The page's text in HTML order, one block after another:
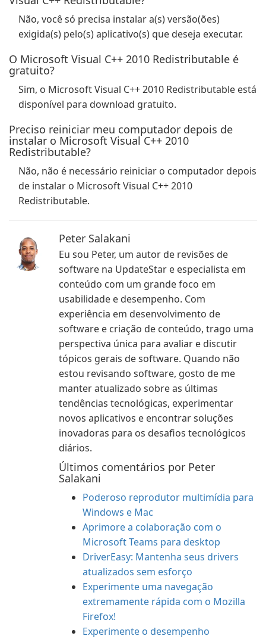
Não, você só precisa instalar a(s) versão(ões)
exigida(s) pelo(s) aplicativo(s) que deseja executar.
O Microsoft Visual C++ 2010 Redistributable é
gratuito?
Sim, o Microsoft Visual C++ 2010 Redistributable está
disponível para download gratuito.
Preciso reiniciar meu computador depois de
instalar o Microsoft Visual C++ 2010
Redistributable?
Não, não é necessário reiniciar o computador depois
de instalar o Microsoft Visual C++ 2010
Redistributable.
Peter Salakani
Eu sou Peter, um autor de revisões de
software na UpdateStar e especialista em
conteúdo com um grande foco em
usabilidade e desempenho. Com
experiência em desenvolvimento de
software e criação de conteúdo, trago uma
perspectiva única para avaliar e discutir
tópicos gerais de software. Quando não
estou revisando software, gosto de me
manter atualizado sobre as últimas
tendências tecnológicas, experimentar
novos aplicativos e encontrar soluções
inovadoras para os desafios tecnológicos
diários.
Últimos comentários por Peter
Salakani
Poderoso reprodutor multimídia para
Windows e Mac
Aprimore a colaboração com o
Microsoft Teams para desktop
DriverEasy: Mantenha seus drivers
atualizados sem esforço
Experimente uma navegação
extremamente rápida com o Mozilla
Firefox!
Experimente o desempenho